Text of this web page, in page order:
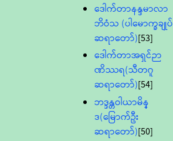
ဒေါက်တာနန္ဒမာလာ
ဘိဝံသ (ပါမောက္ခချုပ်
ဆရာတော်)[53]
ဒေါက်တာအရှင်ဉာ
ဏိဿရ(သီတဂူ
ဆရာတော်)[54]
ဘဒ္ဒန္တဝါယာမိန္
ဒ(မြောက်ဦး
ဆရာတော်)[50]